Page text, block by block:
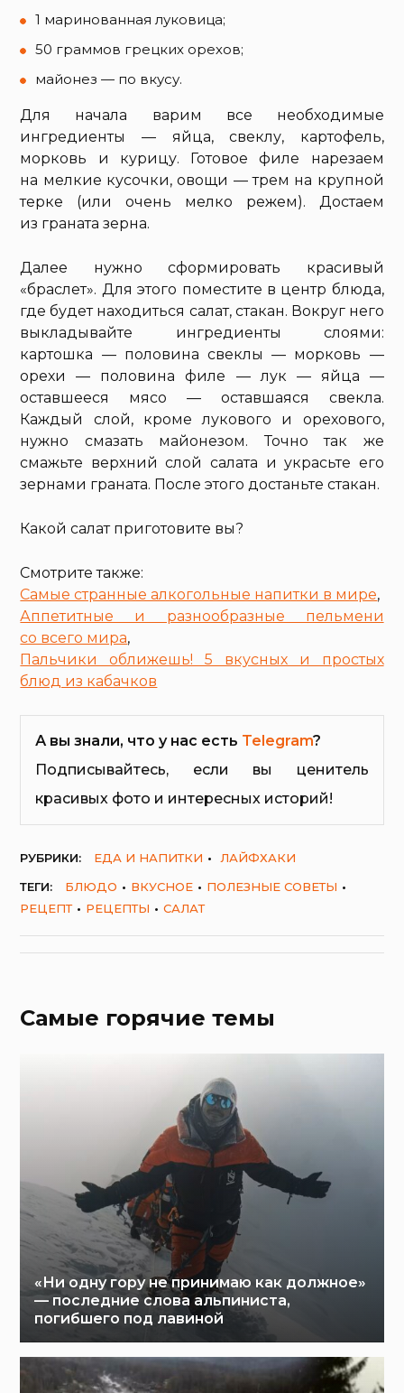
1 маринованная луковица;
50 граммов грецких орехов;
майонез — по вкусу.
Для начала варим все необходимые
ингредиенты — яйца, свеклу, картофель,
морковь и курицу. Готовое филе нарезаем
на мелкие кусочки, овощи — трем на крупной
терке (или очень мелко режем). Достаем
из граната зерна.
Далее нужно сформировать красивый
«браслет». Для этого поместите в центр блюда,
где будет находиться салат, стакан. Вокруг него
выкладывайте ингредиенты слоями:
картошка — половина свеклы — морковь —
орехи — половина филе — лук — яйца —
оставшееся мясо — оставшаяся свекла.
Каждый слой, кроме лукового и орехового,
нужно смазать майонезом. Точно так же
смажьте верхний слой салата и украсьте его
зернами граната. После этого достаньте стакан.
Какой салат приготовите вы?
Смотрите также:
Самые странные алкогольные напитки в мире,
Аппетитные и разнообразные пельмени
со всего мира,
Пальчики оближешь! 5 вкусных и простых
блюд из кабачков
А вы знали, что у нас есть Telegram?
Подписывайтесь, если вы ценитель
красивых фото и интересных историй!
РУБРИКИ: ЕДА И НАПИТКИ
ЛАЙФХАКИ
ТЕГИ:
БЛЮДО ВКУСНОЕ
ПОЛЕЗНЫЕ СОВЕТЫ
РЕЦЕПТ
РЕЦЕПТЫ САЛАТ
Самые горячие темы
«Ни одну гору не принимаю как должное»
— последние слова альпиниста,
погибшего под лавиной